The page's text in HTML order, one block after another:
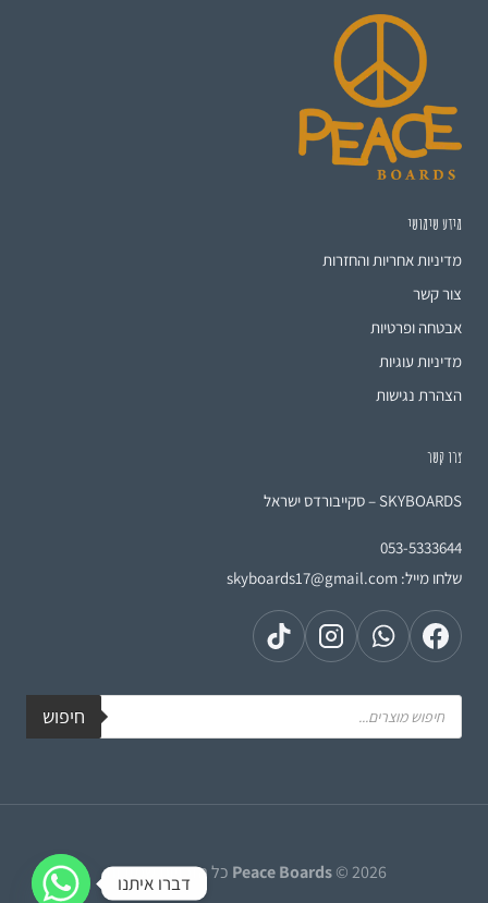
מידע שימושי
מדיניות אחריות והחזרות
צור קשר
אבטחה ופרטיות
מדיניות עוגיות
הצהרת נגישות
צרו קשר
SKYBOARDS – סקייבורדס ישראל
053-5333644
שלחו מייל: skyboards17@gmail.com
חיפוש
Peace Boards© 2026 כל הזכויות שמורות. דברו איתנו